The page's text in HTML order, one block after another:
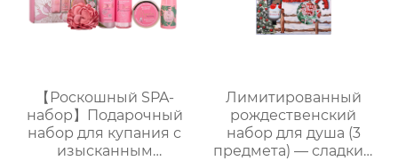
【Роскошный SPA-
набор】Подарочный
набор для купания с
изысканным
Лимитированный
рождественский
набор для душа (3
предмета) — сладкий